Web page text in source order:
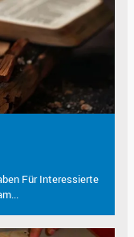
Für Interessierte